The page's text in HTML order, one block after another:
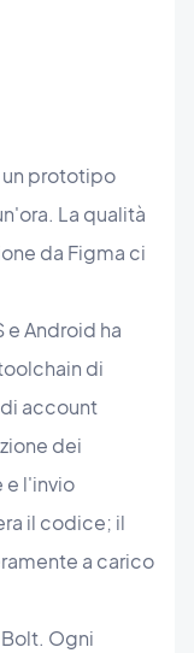
un prototipo
La qualità
da Figma ci
Android ha
di
account
dei
l'invio
il codice; il
a carico
Ogni